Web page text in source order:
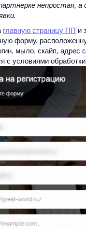
непростая, а
главную страницу ПП и
форму,
мыло, скайп, адрес
с условиями